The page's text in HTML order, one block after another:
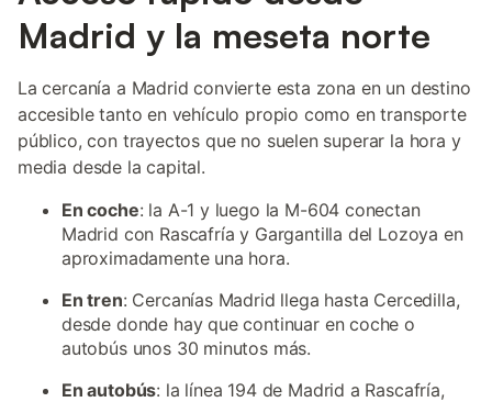
Madrid y la meseta norte
La cercanía a Madrid convierte esta zona en un destino
accesible tanto en vehículo propio como en transporte
público, con trayectos que no suelen superar la hora y
media desde la capital.
En coche: la A-1 y luego la M-604 conectan
Madrid con Rascafría y Gargantilla del Lozoya en
aproximadamente una hora.
En tren: Cercanías Madrid llega hasta Cercedilla,
desde donde hay que continuar en coche o
autobús unos 30 minutos más.
En autobús: la línea 194 de Madrid a Rascafría,